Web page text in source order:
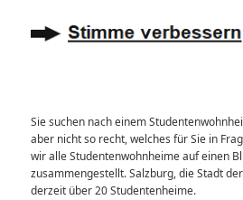
Sie suchen nach einem
aber nicht so recht, welches für Sie in
wir alle Studentenwohnheime auf einen
zusammengestellt. Salzburg, die Stadt
derzeit über 20 Studentenheime.